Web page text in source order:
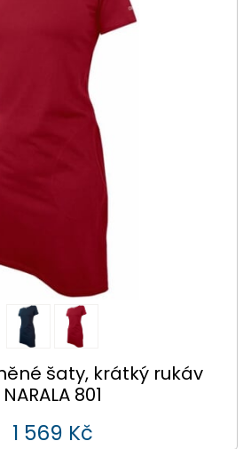
šaty, krátký rukáv
NARALA 801
1 569 Kč